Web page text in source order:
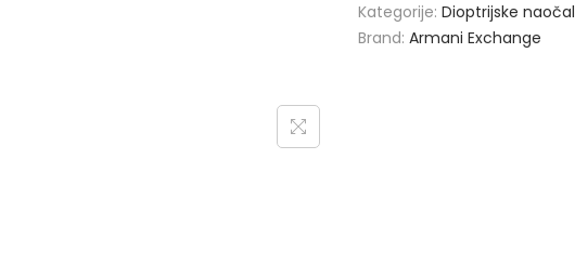
Kategorije:Dioptrijske
Brand:Armani Exchange